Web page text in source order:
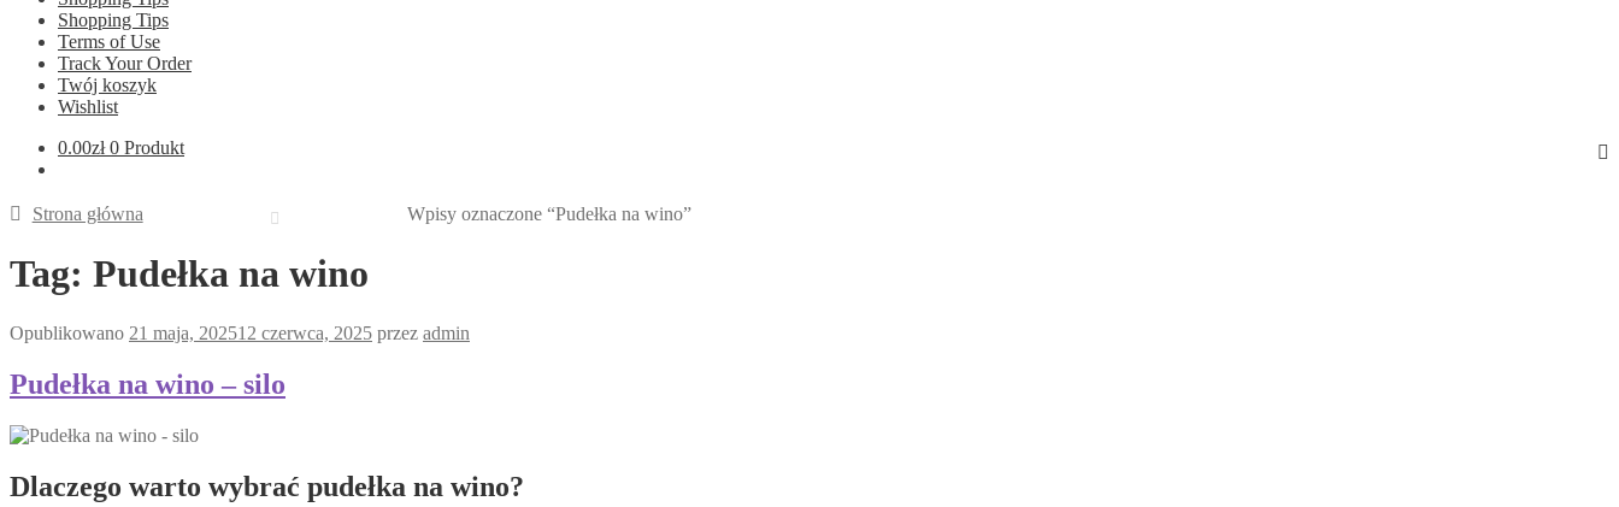
Shopping Tips
Terms of Use
Track Your Order
Twój koszyk
Wishlist
0.00zł 0 Produkt
Strona główna Wpisy oznaczone “Pudełka na wino”
Tag: Pudełka na wino
Opublikowano 21 maja, 202512 czerwca, 2025 przez admin
Pudełka na wino – silo
Dlaczego warto wybrać pudełka na wino?